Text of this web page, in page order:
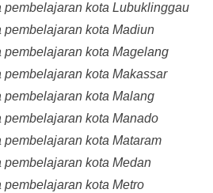
pembelajaran kota Lubuklinggau
kota Madiun
pembelajaran kota Magelang
kota Makassar
kota Malang
kota Manado
kota Mataram
kota Medan
kota Metro